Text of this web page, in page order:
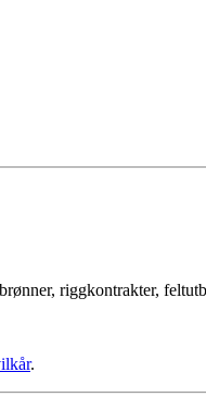
riggkontrakter,
.